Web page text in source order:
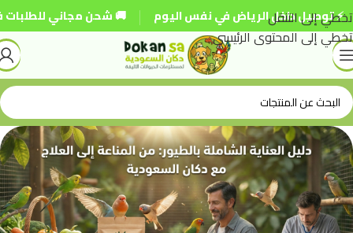
تخطي إلى التنقل
تخطي إلى المحتوى الرئيسي
الرياض في نفس اليوم | 🚚 شحن مجاني للطلبات فوق 250 ريال